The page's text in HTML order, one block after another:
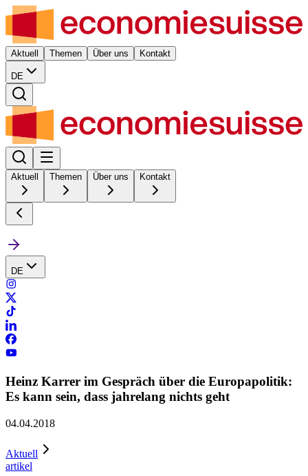
Aktuell Themen Über uns Kontakt
DE
Aktuell Themen Über uns Kontakt
DE
Heinz Karrer im Gespräch über die Europapolitik:
Es kann sein, dass jahrelang nichts geht
04.04.2018
Aktuell
artikel